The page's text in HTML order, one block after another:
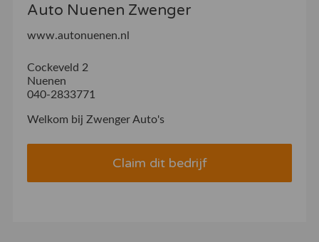
Auto Nuenen Zwenger
www.autonuenen.nl
Cockeveld 2
Nuenen
040-2833771
Welkom bij Zwenger Auto's
Claim dit bedrijf